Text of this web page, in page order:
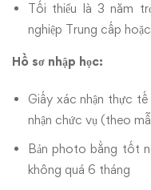
Tối thiểu là 3 năm
nghiệp Trung cấp
Hồ sơ nhập học:
Giấy xác nhận thực
nhận chức vụ (theo
Bản photo bằng tốt
không quá 6 tháng